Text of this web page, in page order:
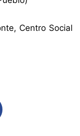
Centro Social